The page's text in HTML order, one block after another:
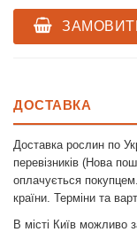
ДОСТАВКА
Доставка рослин по
перевізників (Нова
оплачується
країни. Терміни та
В місті Київ можливо